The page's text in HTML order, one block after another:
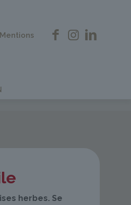
Mentions
herbes. Se